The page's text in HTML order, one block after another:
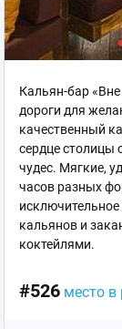
Кальян-бар
дороги для
качественный
сердце столицы
чудес. Мягкие,
часов разных
кальянов и
коктейлями.
#526 место в